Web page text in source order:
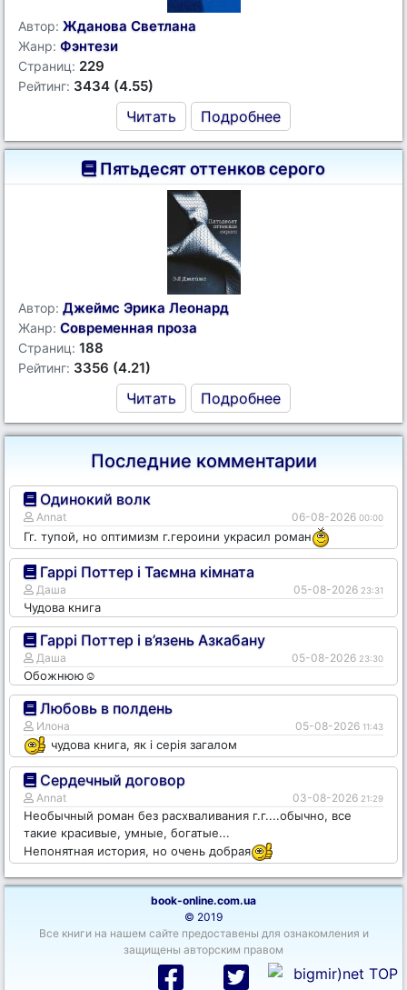
Автор: Жданова Светлана
Жанр: Фэнтези
Страниц: 229
Рейтинг: 3434 (4.55)
Читать Подробнее
Пятьдесят оттенков серого
Автор: Джеймс Эрика Леонард
Жанр: Современная проза
Страниц: 188
Рейтинг: 3356 (4.21)
Читать Подробнее
Последние комментарии
Одинокий волк
Annat 06-08-2026 00:00
Гг. тупой, но оптимизм г.героини украсил роман
Гаррі Поттер і Таємна кімната
Даша 05-08-2026 23:31
Чудова книга
Гаррі Поттер і в’язень Азкабану
Даша 05-08-2026 23:30
Обожнюю☺️
Любовь в полдень
Илона 05-08-2026 11:43
чудова книга, як і серія загалом
Сердечный договор
Annat 03-08-2026 21:29
Необычный роман без расхваливания г.г....обычно, все
такие красивые, умные, богатые...
Непонятная история, но очень добрая
book-online.com.ua
© 2019
Все книги на нашем сайте предоставены для ознакомления и
защищены авторским правом